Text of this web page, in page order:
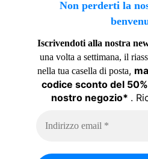
Non perderti la
Iscrivendoti alla nostra
una volta a settimana, il
nella tua casella di posta,
codice sconto del
nostro negozio* .